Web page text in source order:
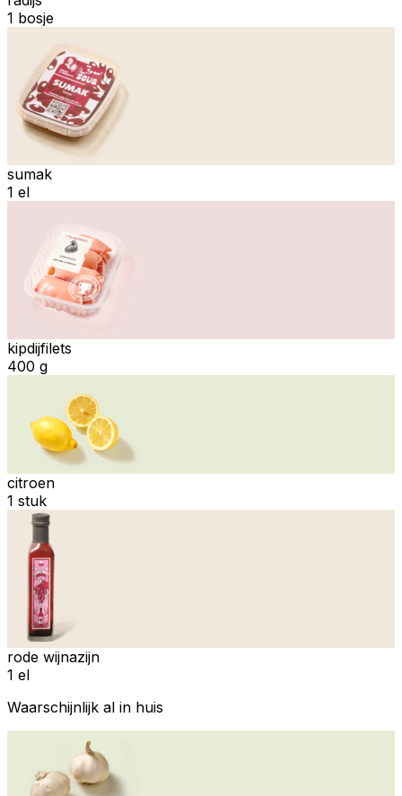
1 bosje
sumak
1 el
kipdijfilets
400 g
citroen
1 stuk
rode wijnazijn
1 el
Waarschijnlijk al in huis